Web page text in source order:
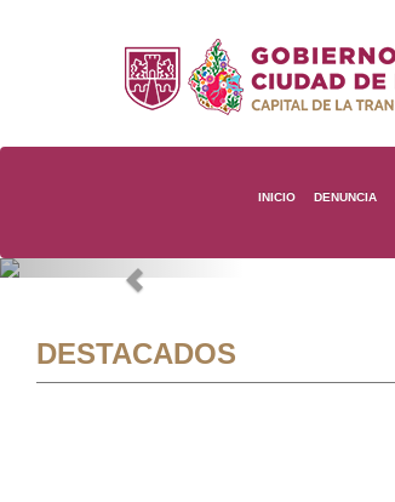
INICIO DENUNCIA
Previous
DESTACADOS